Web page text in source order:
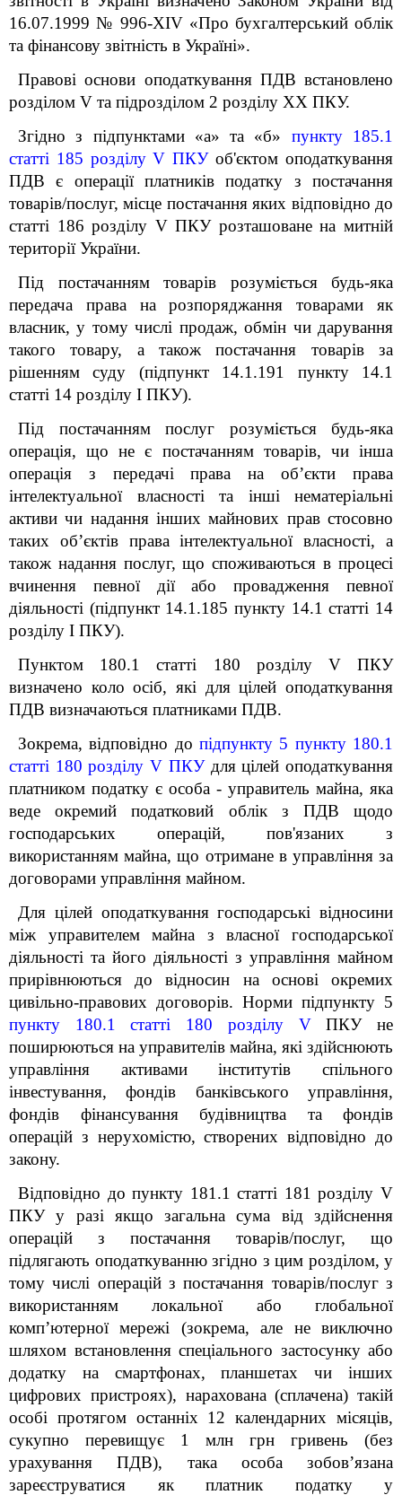
16.07.1999 № 996-XIV «Про бухгалтерський облік
та фінансову звітність в Україні».
Правові основи оподаткування ПДВ встановлено
розділом V та підрозділом 2 розділу XX ПКУ.
Згідно з підпунктами «а» та «б» пункту 185.1
статті 185 розділу V ПКУоб'єктом оподаткування
ПДВ є операції платників податку з постачання
товарів/послуг, місце постачання яких відповідно до
статті 186 розділу V ПКУ розташоване на митній
території України.
Під постачанням товарів розуміється будь-яка
передача права на розпоряджання товарами як
власник, у тому числі продаж, обмін чи дарування
такого товару, а також постачання товарів за
рішенням суду (підпункт 14.1.191 пункту 14.1
статті 14 розділу І ПКУ).
Під постачанням послуг розуміється будь-яка
операція, що не є постачанням товарів, чи інша
операція з передачі права на об’єкти права
інтелектуальної власності та інші нематеріальні
активи чи надання інших майнових прав стосовно
таких об’єктів права інтелектуальної власності, а
також надання послуг, що споживаються в процесі
вчинення певної дії або провадження певної
діяльності (підпункт 14.1.185 пункту 14.1 статті 14
розділу І ПКУ).
Пунктом 180.1 статті 180 розділу V ПКУ
визначено коло осіб, які для цілей оподаткування
ПДВ визначаються платниками ПДВ.
Зокрема, відповідно до підпункту 5 пункту 180.1
статті 180 розділу V ПКУ для цілей оподаткування
платником податку є особа - управитель майна, яка
веде окремий податковий облік з ПДВ щодо
господарських операцій, пов'язаних з
використанням майна, що отримане в управління за
договорами управління майном.
Для цілей оподаткування господарські відносини
між управителем майна з власної господарської
діяльності та його діяльності з управління майном
прирівнюються до відносин на основі окремих
цивільно-правових договорів. Норми підпункту 5
пункту 180.1 статті 180 розділу VПКУ не
поширюються на управителів майна, які здійснюють
управління активами інститутів спільного
інвестування, фондів банківського управління,
фондів фінансування будівництва та фондів
операцій з нерухомістю, створених відповідно до
закону.
Відповідно до пункту 181.1 статті 181 розділу V
ПКУ у разі якщо загальна сума від здійснення
операцій з постачання товарів/послуг, що
підлягають оподаткуванню згідно з цим розділом, у
тому числі операцій з постачання товарів/послуг з
використанням локальної або глобальної
комп’ютерної мережі (зокрема, але не виключно
шляхом встановлення спеціального застосунку або
додатку на смартфонах, планшетах чи інших
цифрових пристроях), нарахована (сплачена) такій
особі протягом останніх 12 календарних місяців,
сукупно перевищує 1 млн грн гривень (без
урахування ПДВ), така особа зобов’язана
зареєструватися як платник податку у